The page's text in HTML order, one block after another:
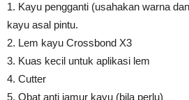
1. Kayu pengganti (usahakan warna
kayu asal pintu.
2. Lem kayu Crossbond X3
3. Kuas kecil untuk aplikasi lem
4. Cutter
5. Obat anti jamur kayu (bila perlu)